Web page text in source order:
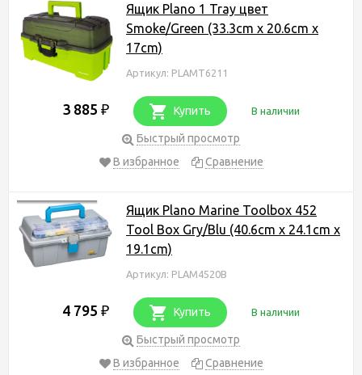
Ящик Plano 1 Tray цвет
Smoke/Green (33.3cm x 20.6cm x
17cm)
Артикул: PLAMT6211
3 885 ₽ Купить В наличии
Быстрый просмотр
В избранное
Сравнение
Ящик Plano Marine Toolbox 452
Tool Box Gry/Blu (40.6cm x 24.1cm x
19.1cm)
Артикул: PLAM4520B
4 795 ₽ Купить В наличии
Быстрый просмотр
В избранное
Сравнение